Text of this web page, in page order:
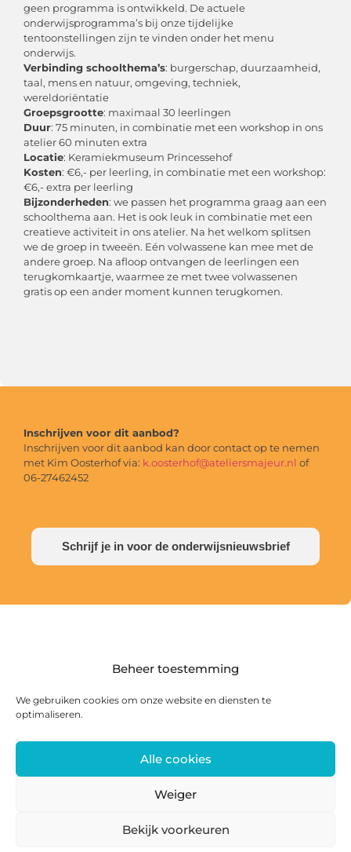
Beheer toestemming
We gebruiken cookies om onze website en diensten te
optimaliseren.
Alle cookies
Weiger
Bekijk voorkeuren
geen programma is ontwikkeld. De actuele
onderwijsprogramma’s bij onze tijdelijke
tentoonstellingen zijn te vinden onder het menu
onderwijs.
Verbinding schoolthema’s: burgerschap, duurzaamheid,
taal, mens en natuur, omgeving, techniek,
wereldoriëntatie
Groepsgrootte: maximaal 30 leerlingen
Duur: 75 minuten, in combinatie met een workshop in ons
atelier 60 minuten extra
Locatie: Keramiekmuseum Princessehof
Kosten: €6,- per leerling, in combinatie met een workshop:
€6,- extra per leerling
Bijzonderheden: we passen het programma graag aan een
schoolthema aan. Het is ook leuk in combinatie met een
creatieve activiteit in ons atelier. Na het welkom splitsen
we de groep in tweeën. Eén volwassene kan mee met de
andere groep. Na afloop ontvangen de leerlingen een
terugkomkaartje, waarmee ze met twee volwassenen
gratis op een ander moment kunnen terugkomen.
Inschrijven voor dit aanbod?
Inschrijven voor dit aanbod kan door contact op te nemen
met Kim Oosterhof via: k.oosterhof@ateliersmajeur.nl of
06-27462452
Schrijf je in voor de onderwijsnieuwsbrief
Postadres: Postbus 285, 8440 AG Heerenveen |
Bezoekadres: Zwanedrift 2, 8446 KS Heerenveen
0513 468 158 | info@ateliersmajeur.nl